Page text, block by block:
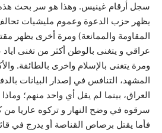
سجل أرقام غينيس. وهذا هو سر بحث هذه
يظهر حزب الدعوة وعموم مليشيات
المقاومة والممانعة) ومرة أخرى يظهر
عراقي و يتغنى بالوطن أكثر من تغنى
ومرة يتغنى بالإسلام واخرى بالطائفة.
المشهد، التنافس في إصدار البيانات
العراق، بينما لم يقل أي واحد منهم؛
سرقوه في وضح النهار و تركوه عاريا